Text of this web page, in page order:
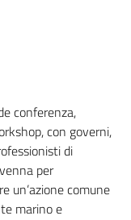
conferenza,
con governi,
di
per
un’azione comune
marino e